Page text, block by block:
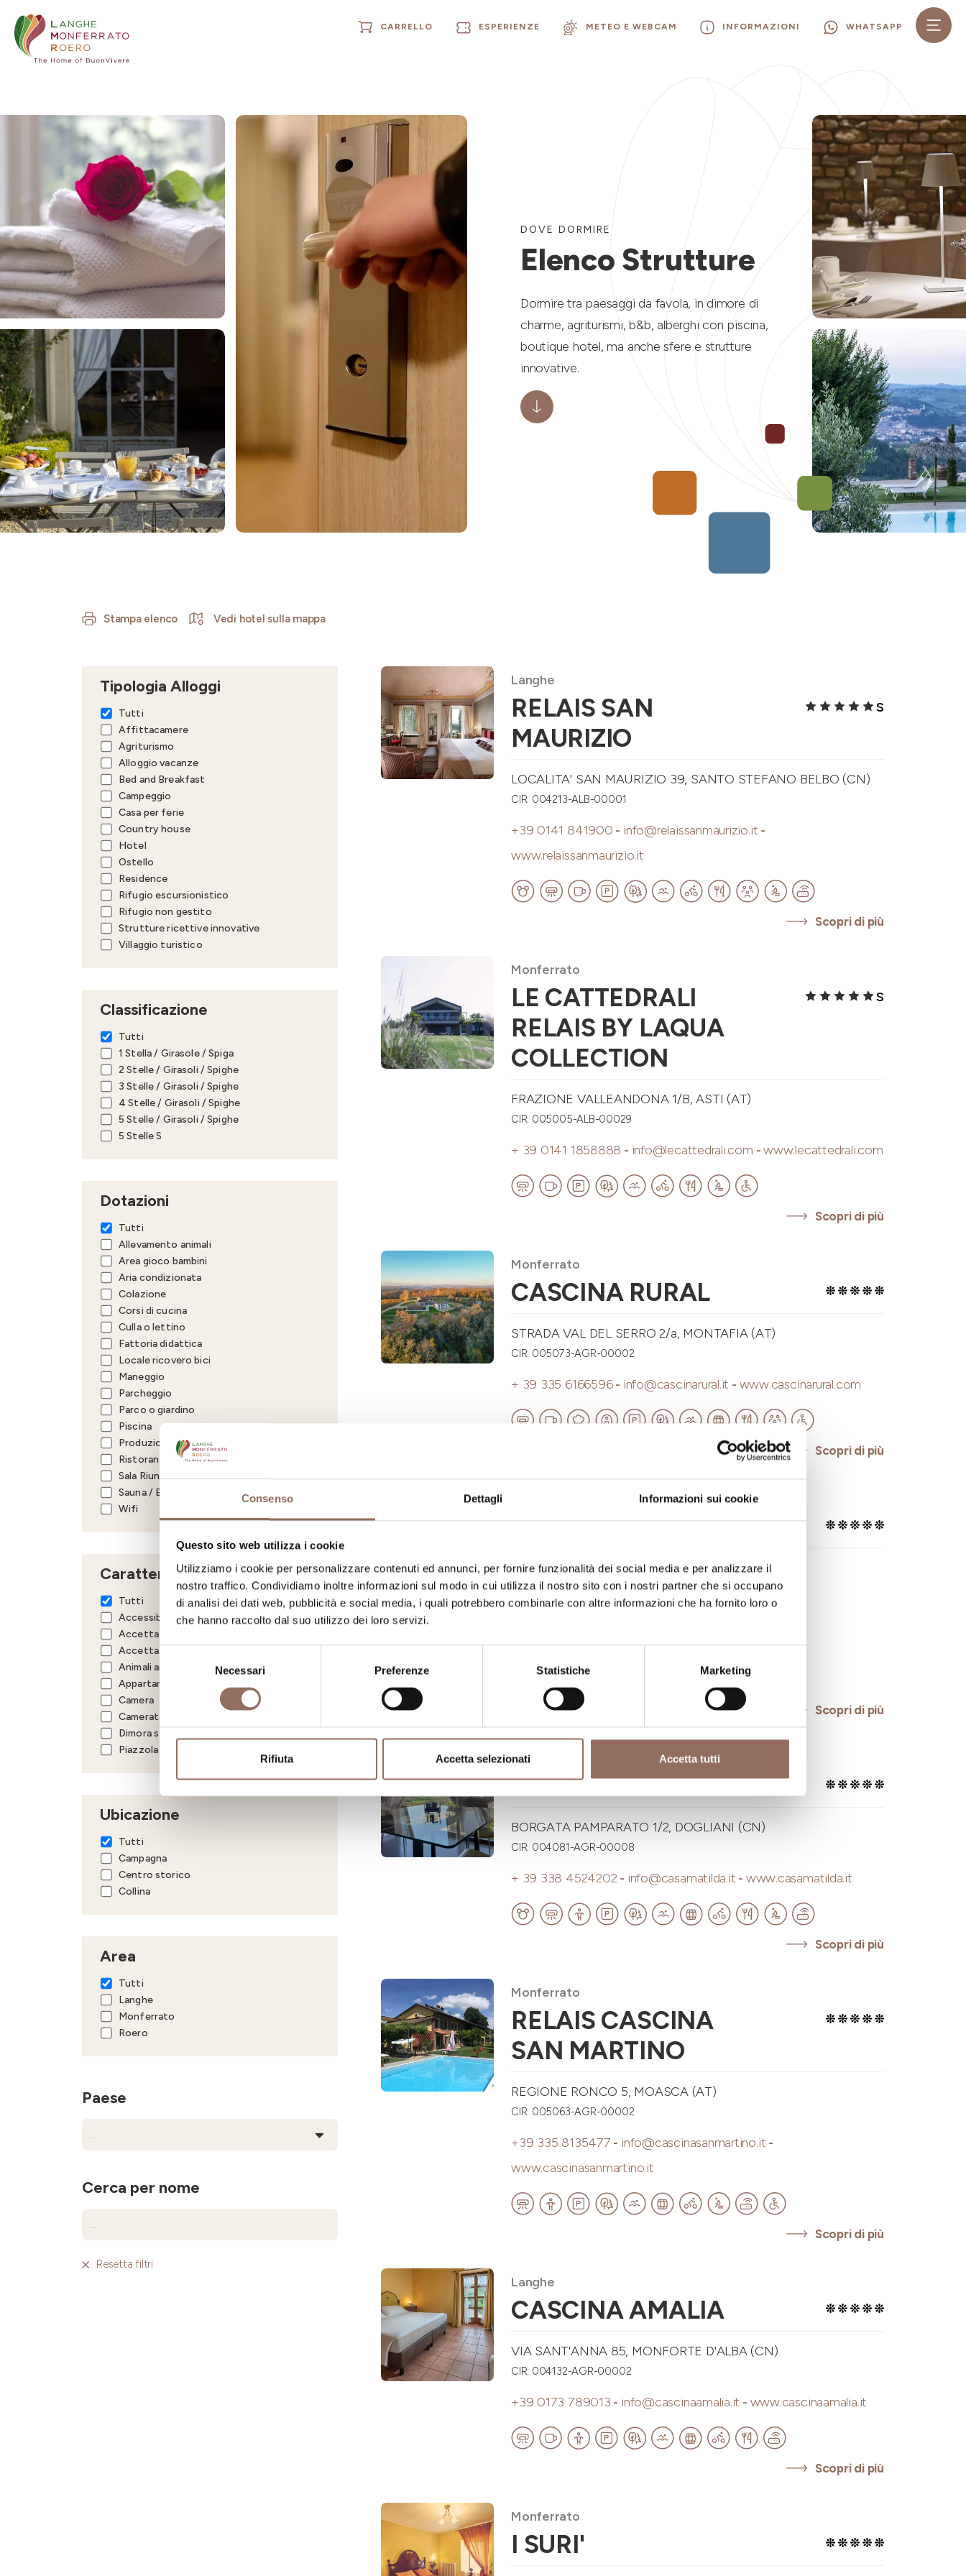
Consenso Dettagli Informazioni sui cookie
Questo sito web utilizza i cookie
Utilizziamo i cookie per personalizzare contenuti ed annunci, per fornire funzionalità dei social media e per analizzare il
nostro traffico. Condividiamo inoltre informazioni sul modo in cui utilizza il nostro sito con i nostri partner che si occupano
di analisi dei dati web, pubblicità e social media, i quali potrebbero combinarle con altre informazioni che ha fornito loro o
che hanno raccolto dal suo utilizzo dei loro servizi.
del
Necessari Preferenze Statistiche Marketing
Rifiuta Accetta selezionati Accetta tutti
CARRELLO ESPERIENZE METEO E WEBCAM INFORMAZIONI WHATSAPP
DOVE DORMIRE
Elenco Strutture
Dormire tra paesaggi da favola, in dimore di
charme, agriturismi, b&b, alberghi con piscina,
boutique hotel, ma anche sfere e strutture
innovative.
Stampa elenco Vedi hotel sulla mappa
Tipologia Alloggi
Tutti
Affittacamere
Agriturismo
Alloggio vacanze
Bed and Breakfast
Campeggio
Casa per ferie
Country house
Hotel
Ostello
Residence
Rifugio escursionistico
Rifugio non gestito
Strutture ricettive innovative
Villaggio turistico
Classificazione
Tutti
1 Stella / Girasole / Spiga
2 Stelle / Girasoli / Spighe
3 Stelle / Girasoli / Spighe
4 Stelle / Girasoli / Spighe
5 Stelle / Girasoli / Spighe
5 Stelle S
Dotazioni
Tutti
Allevamento animali
Area gioco bambini
Aria condizionata
Colazione
Corsi di cucina
Culla o lettino
Fattoria didattica
Locale ricovero bici
Maneggio
Parcheggio
Parco o giardino
Piscina
Produzione vitivinicola
Ristorante
Sala Riunioni / Congressi
Sauna / Bagno turco
Wifi
Caratteristiche
Tutti
Accessibile ai disabili
Accettazione gruppi
Accettazione studenti
Animali ammessi
Appartamento
Camera
Camerata
Dimora storica
Piazzola
Ubicazione
Tutti
Campagna
Centro storico
Collina
Area
Tutti
Langhe
Monferrato
Roero
Paese
Cerca per nome
Resetta filtri
Langhe
RELAIS SAN
MAURIZIO
S
LOCALITA' SAN MAURIZIO 39, SANTO STEFANO BELBO (CN)
CIR: 004213-ALB-00001
+39 0141 841900 - info@relaissanmaurizio.it -
www.relaissanmaurizio.it
Scopri di più
Monferrato
LE CATTEDRALI
RELAIS BY LAQUA
COLLECTION
S
FRAZIONE VALLEANDONA 1/B, ASTI (AT)
CIR: 005005-ALB-00029
+ 39 0141 1858888 - info@lecattedrali.com -www.lecattedrali.com
Scopri di più
Monferrato
CASCINA RURAL
STRADA VAL DEL SERRO 2/a, MONTAFIA (AT)
CIR: 005073-AGR-00002
+ 39 335 6166596- info@cascinarural.it - www.cascinarural.com
Scopri di più
LANGHE COUNTRY
VIA PALLARETO 15, NEIVE (CN)
CIR: 004148-AGR-00012
www.langhecountryhouse.it
Scopri di più
Langhe
CASA MATILDA
BORGATA PAMPARATO 1/2, DOGLIANI (CN)
CIR: 004081-AGR-00008
+ 39 338 4524202 - info@casamatilda.it - www.casamatilda.it
Scopri di più
Monferrato
RELAIS CASCINA
SAN MARTINO
REGIONE RONCO 5, MOASCA (AT)
CIR: 005063-AGR-00002
+39 335 8135477 - info@cascinasanmartino.it -
www.cascinasanmartino.it
Scopri di più
Langhe
CASCINA AMALIA
VIA SANT'ANNA 85, MONFORTE D'ALBA (CN)
CIR: 004132-AGR-00002
+39 0173 789013 - info@cascinaamalia.it - www.cascinaamalia.it
Scopri di più
Monferrato
I SURI'